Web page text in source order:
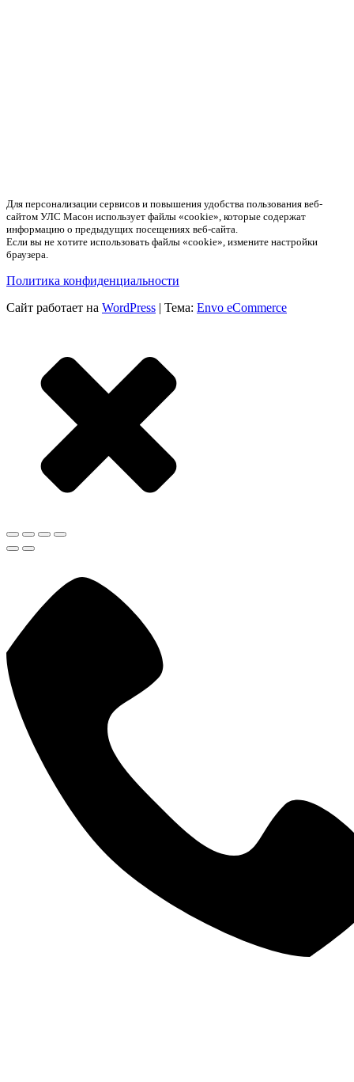
Для персонализации сервисов и повышения удобства пользования веб-
сайтом УЛС Масон использует файлы «cookie», которые содержат
информацию о предыдущих посещениях веб-сайта.
Если вы не хотите использовать файлы «cookie», измените настройки
браузера.
Политика конфиденциальности
Сайт работает на WordPress | Тема: Envo eCommerce